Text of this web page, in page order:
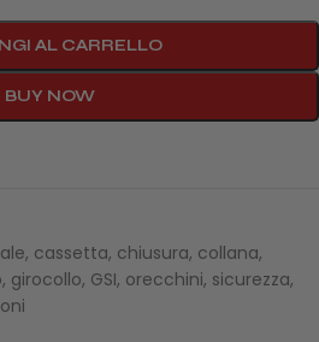
AL CARRELLO
BUY NOW
, cassetta, chiusura, collana,
, girocollo, GSI, orecchini, sicurezza,